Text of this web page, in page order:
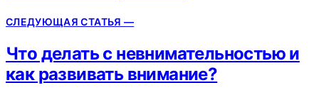
СЛЕДУЮЩАЯ СТАТЬЯ —
Что делать с невнимательностью и
как развивать внимание?